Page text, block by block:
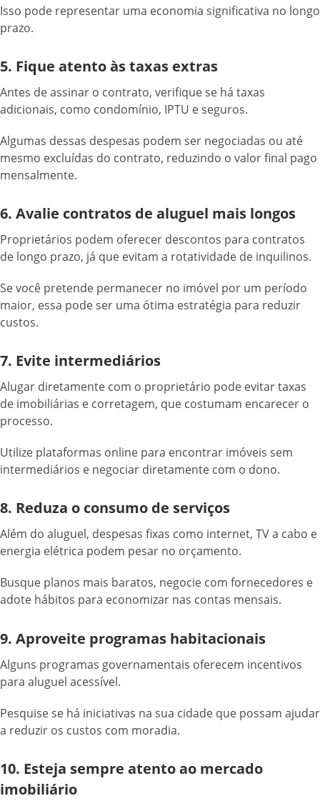
Isso pode representar uma economia significativa no longo
prazo.
5. Fique atento às taxas extras
Antes de assinar o contrato, verifique se há taxas
adicionais, como condomínio, IPTU e seguros.
Algumas dessas despesas podem ser negociadas ou até
mesmo excluídas do contrato, reduzindo o valor final pago
mensalmente.
6. Avalie contratos de aluguel mais longos
Proprietários podem oferecer descontos para contratos
de longo prazo, já que evitam a rotatividade de inquilinos.
Se você pretende permanecer no imóvel por um período
maior, essa pode ser uma ótima estratégia para reduzir
custos.
7. Evite intermediários
Alugar diretamente com o proprietário pode evitar taxas
de imobiliárias e corretagem, que costumam encarecer o
processo.
Utilize plataformas online para encontrar imóveis sem
intermediários e negociar diretamente com o dono.
8. Reduza o consumo de serviços
Além do aluguel, despesas fixas como internet, TV a cabo e
energia elétrica podem pesar no orçamento.
Busque planos mais baratos, negocie com fornecedores e
adote hábitos para economizar nas contas mensais.
9. Aproveite programas habitacionais
Alguns programas governamentais oferecem incentivos
para aluguel acessível.
Pesquise se há iniciativas na sua cidade que possam ajudar
a reduzir os custos com moradia.
10. Esteja sempre atento ao mercado
imobiliário